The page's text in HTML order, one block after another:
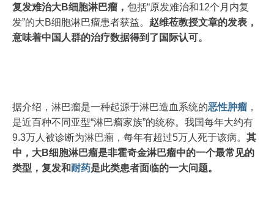
复发难治大B细胞淋巴瘤， 包括“原发难治和12个月内复
发”的大B细胞淋巴瘤患者获益。 赵维莅教授文章的发表，
意味着中国人群的治疗数据得到了国际认可。
据介绍，淋巴瘤是一种起源于淋巴造血系统的恶性肿瘤 ，
是近百种不同亚型“淋巴瘤家族”的统称。我国每年大约有
9.3万人被诊断为淋巴瘤，每年有超过5万人死于该病。 其
中，大B细胞淋巴瘤是非霍奇金淋巴瘤中的一个最常见的
类型，复发和耐药是此类患者面临的一大问题。